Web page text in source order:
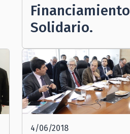
Financiamiento
Solidario.
4/06/2018